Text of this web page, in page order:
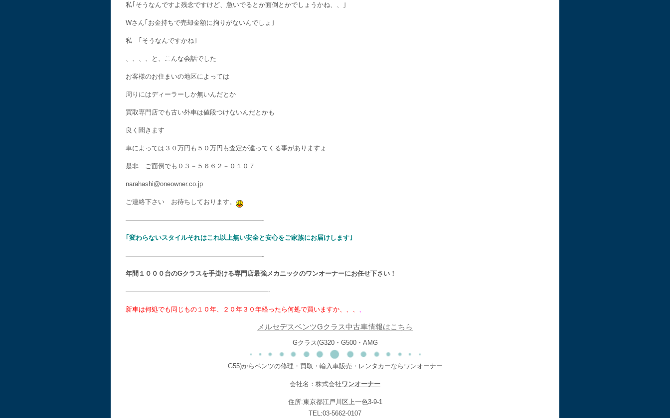
私｢そうなんですよ残念ですけど、急いでるとか面倒とかでしょうかね、、｣
Wさん｢お金持ちで売却金額に拘りがないんでしょ｣
私 ｢そうなんですかね｣
、、、、と、こんな会話でした
お客様のお住まいの地区によっては
周りにはディーラーしか無いんだとか
買取専門店でも古い外車は値段つけないんだとかも
良く聞きます
車によっては３０万円も５０万円も査定が違ってくる事がありますょ
是非 ご面倒でも０３－５６６２－０１０７
narahashi@oneowner.co.jp
ご連絡下さい お待ちしております。
—————————————————————-
｢変わらないスタイルそれはこれ以上無い安全と安心をご家族にお届けします｣
—————————————————————-
年間１０００台のGクラスを手掛ける専門店最強メカニックのワンオーナーにお任せ下さい！
——————————————————————-
新車は何処でも同じもの１０年、２０年３０年経ったら何処で買いますか、、、 、
メルセデスベンツGクラス中古車情報はこちら
Gクラス(G320・G500・AMG
G55)からベンツの修理・買取・輸入車販売・レンタカーならワンオーナー
会社名：株式会社ワンオーナー
住所:東京都江戸川区上一色3-9-1
TEL:03-5662-0107